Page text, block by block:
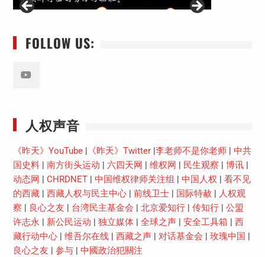
FOLLOW US:
人权声音
《昨天》YouTube| 《昨天》Twitter| 李老师不是你老师| 中共
国史料| 南方街头运动 六四天网 维权网 民生观察 博讯|
动态网
CHRDNET| 中国维权律师关注组 中国人权
看不见
的西藏| 西藏人权与民主中心| 前线卫士| 国际特赦
人权观
察
良心之友 台湾民主基金会 北京爱知行| 传知行| 公盟
许志永
新公民运动 独立媒体| 全球之声| 安全工具箱
西
藏行动中心| 维吾尔在线| 西藏之声| 对话基金会 玫瑰中国
良心之友
参与| 中國政治犯關注